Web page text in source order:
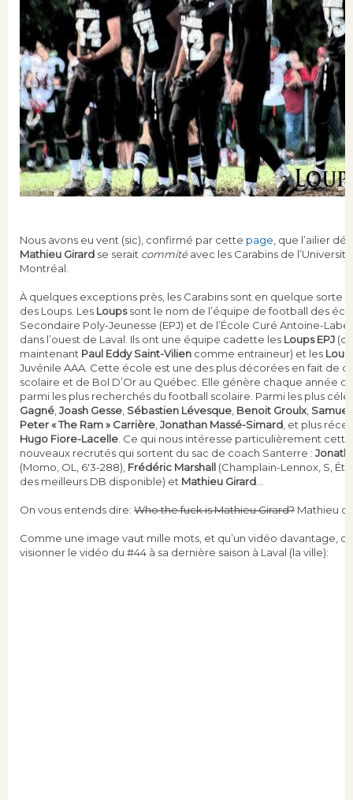
Nous avons eu vent (sic), confirmé par cette page , que l’ailier
Mathieu Girard se serait commitéavec les Carabins de
Montréal.
À quelques exceptions près, les Carabins sont en quelque sorte
des Loups. Les Loupssont le nom de l’équipe de football des
Secondaire Poly-Jeunesse (EPJ) et de l’École Curé Antoine-
dans l’ouest de Laval. Ils ont une équipe cadette les Loups EPJ
maintenant Paul Eddy Saint-Vilien comme entraineur) et les
Juvénile AAA. Cette école est une des plus décorées en fait de
scolaire et de Bol D’Or au Québec. Elle génère chaque année
parmi les plus recherchés du football scolaire. Parmi les plus
Gagné Joash Gesse Sébastien Lévesque Benoit Groulx Samuel
Peter « The Ram » Carrière Jonathan Massé-Simard , et plus
Hugo Fiore-Lacelle . Ce qui nous intéresse particulièrement
nouveaux recrutés qui sortent du sac de coach Santerre :
(Momo, OL, 6'3-288), Frédéric Marshall (Champlain-Lennox, S,
des meilleurs DB disponible) et Mathieu Girard
On vous entends dire: Who the fuck is Mathieu Girard? Mathieu
Comme une image vaut mille mots, et qu’un vidéo davantage,
visionner le vidéo du #44 à sa dernière saison à Laval (la ville):